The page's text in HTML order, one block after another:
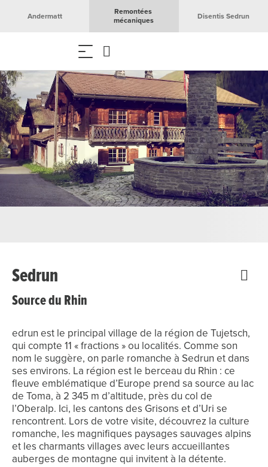
Andermatt
Remontées
mécaniques
Disentis Sedrun
Sedrun
Source du Rhin
edrun est le principal village de la région de Tujetsch,
qui compte 11 « fractions » ou localités. Comme son
nom le suggère, on parle romanche à Sedrun et dans
ses environs. La région est le berceau du Rhin : ce
fleuve emblématique d’Europe prend sa source au lac
de Toma, à 2 345 m d’altitude, près du col de
l’Oberalp. Ici, les cantons des Grisons et d’Uri se
rencontrent. Lors de votre visite, découvrez la culture
romanche, les magnifiques paysages sauvages alpins
et les charmants villages avec leurs accueillantes
auberges de montagne qui invitent à la détente.